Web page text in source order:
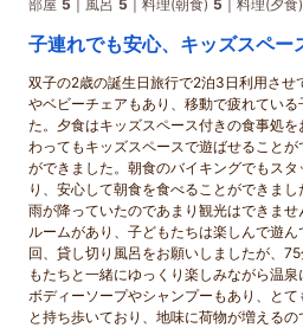
部屋 5 風呂 5 料理(朝食) 5 料理(夕食)
子連れでも安心、キッズスペー
双子の2歳の誕生日旅行で2泊3日利用さ
やベビーチェアもあり、移動で疲れてい
た。夕食はキッズスペース付きの食事処
わってもキッズスペースで遊ばせること
ができました。朝食のバイキングでもス
り、安心して朝食を食べることができま
雨が降っていたのであまり観光はできま
ルームがあり、子どもたちは楽しんで遊
回、貸し切り風呂をお願いしましたが、
もたちと一緒にゆっくり楽しみながら温
ボディーソープやシャンプーもあり、と
と持ち歩いており、地味に荷物が増える